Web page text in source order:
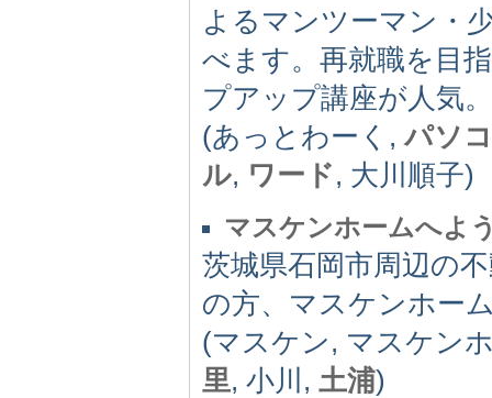
よるマンツーマン・
べます。再就職を目
プアップ講座が人気。
(あっとわーく,パソ
ル, ワード, 大川順子)
マスケンホームへよ
茨城県石岡市周辺の
の方、マスケンホー
(マスケン, マスケン
里, 小川, 土浦)